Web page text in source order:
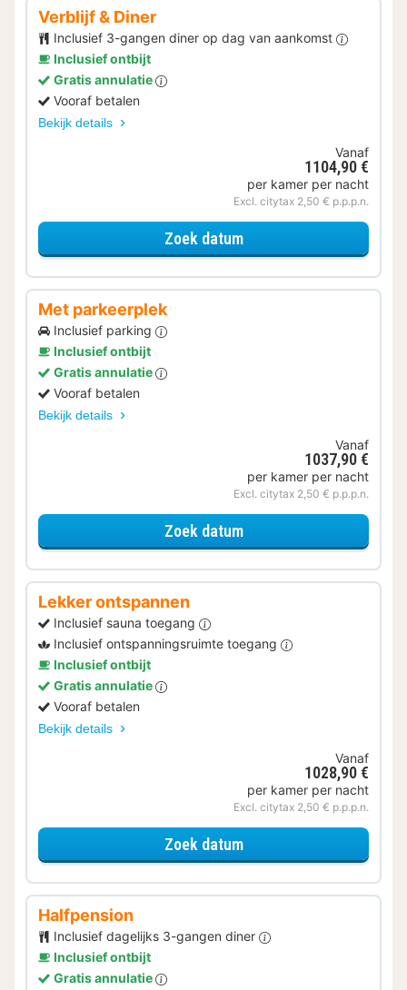
Verblijf & Diner
Inclusief 3-gangen diner op dag van aankomst
Inclusief ontbijt
Gratis annulatie
Vooraf betalen
Bekijk details
Vanaf
1104,90 €
per kamer per nacht
Excl. citytax 2,50 € p.p.p.n.
Zoek datumvoor Verblijf & Diner
Met parkeerplek
Inclusief parking
Inclusief ontbijt
Gratis annulatie
Vooraf betalen
Bekijk details
Vanaf
1037,90 €
per kamer per nacht
Excl. citytax 2,50 € p.p.p.n.
Zoek datumvoor Met parkeerplek
Lekker ontspannen
Inclusief sauna toegang
Inclusief ontspanningsruimte toegang
Inclusief ontbijt
Gratis annulatie
Vooraf betalen
Bekijk details
Vanaf
1028,90 €
per kamer per nacht
Excl. citytax 2,50 € p.p.p.n.
Zoek datumvoor Lekker ontspannen
Halfpension
Inclusief dagelijks 3-gangen diner
Inclusief ontbijt
Gratis annulatie